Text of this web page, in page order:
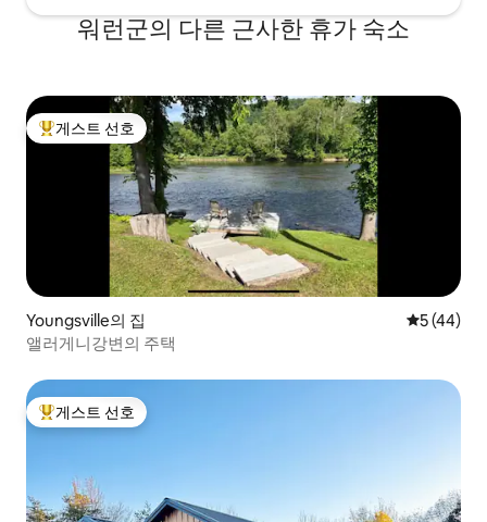
워런군의 다른 근사한 휴가 숙소
상위 게스트 선호
게스트 선호
Youngsville의 집 평점 5점(5
5 (44)
앨러게니강변의 주택
상위 게스트 선호
게스트 선호